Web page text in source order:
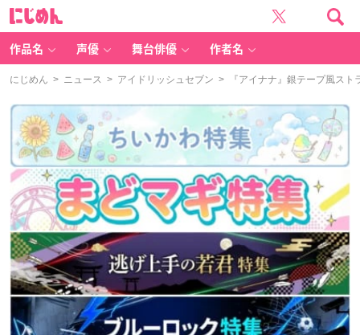
作品名 声優 舞台俳優 作者名
にじめん > ニュース > アイドリッシュセブン > 『アイナナ』銀テープ風スト